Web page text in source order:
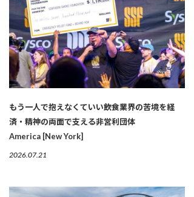
もう一人で抱えなくていい――飲食業界の苦境を経
済・精神の両面で支える非営利団体
America [New York]
2026.07.21